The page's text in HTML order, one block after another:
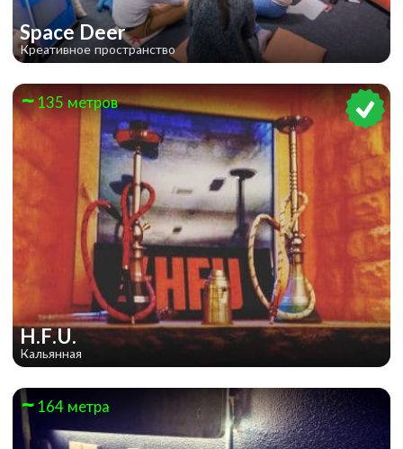
Однажды в Техасе
Space Deer
Креативное пространство
135 метров
H.F.U.
Кальянная
164 метра